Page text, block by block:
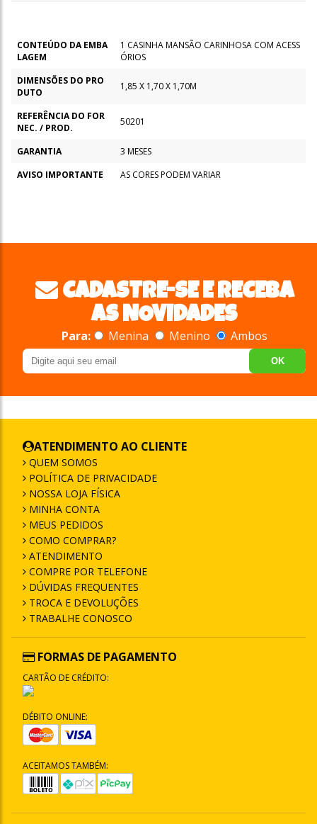
CONTEÚDO DA EMBA
LAGEM
1 CASINHA MANSÃO CARINHOSA COM ACESS
ÓRIOS
DIMENSÕES DO PRO
DUTO
1,85 X 1,70 X 1,70M
REFERÊNCIA DO FOR
NEC. / PROD.
50201
GARANTIA
3 MESES
AVISO IMPORTANTE
AS CORES PODEM VARIAR
CADASTRE-SE E RECEBA
AS NOVIDADES
Para: Menina Menino Ambos
OK
ATENDIMENTO AO CLIENTE
QUEM SOMOS
POLÍTICA DE PRIVACIDADE
NOSSA LOJA FÍSICA
MINHA CONTA
MEUS PEDIDOS
COMO COMPRAR?
ATENDIMENTO
COMPRE POR TELEFONE
DÚVIDAS FREQUENTES
TROCA E DEVOLUÇÕES
TRABALHE CONOSCO
FORMAS DE PAGAMENTO
CARTÃO DE CRÉDITO:
DÉBITO ONLINE:
ACEITAMOS TAMBÉM: